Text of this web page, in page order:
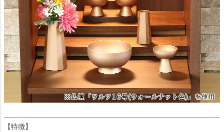
【特徴】